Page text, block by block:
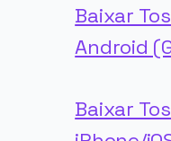
Baixar
Android
Baixar